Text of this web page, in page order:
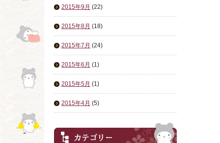
2015年9月 (22)
2015年8月 (18)
2015年7月 (24)
2015年6月 (1)
2015年5月 (1)
2015年4月 (5)